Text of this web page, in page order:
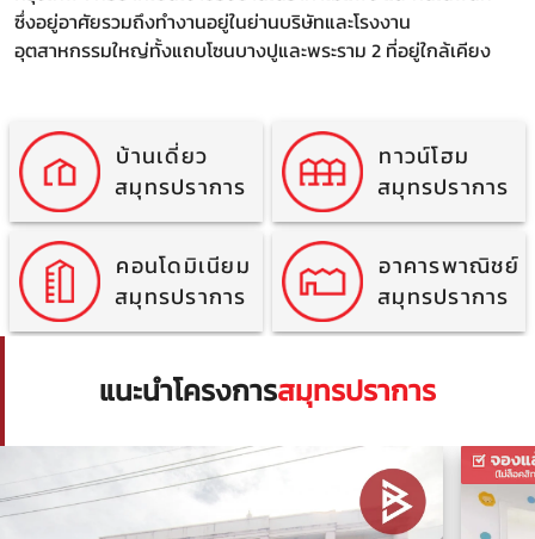
ซึ่งอยู่อาศัยรวมถึงทำงานอยู่ในย่านบริษัทและโรงงาน
อุตสาหกรรมใหญ่ทั้งแถบโซนบางปูและพระราม 2 ที่อยู่ใกล้เคียง
บ้านเดี่ยว
สมุทรปราการ
ทาวน์โฮม
สมุทรปราการ
คอนโดมิเนียม
สมุทรปราการ
อาคารพาณิชย์
สมุทรปราการ
แนะนำโครงการสมุทรปราการ